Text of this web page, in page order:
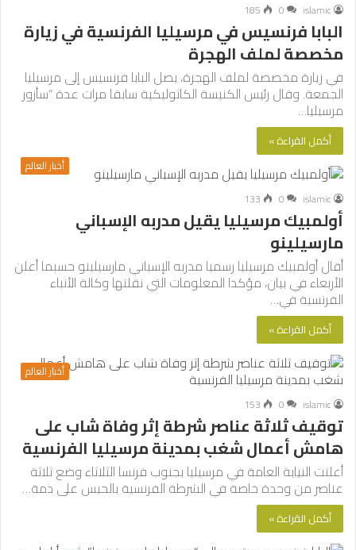
islamic
0
185
البابا فرنسيس في مرسيليا الفرنسية في زيارة
مخصصة لملف الهجرة
في زيارة مخصصة لملف الهجرة، يصل البابا فرنسيس إلى مرسيليا
الجمعة. وقال رئيس الكنيسة الكاثوليكية سابقا مرات عدة “سأزور
مرسيليا…
أكمل القراءة »
أخبار العالم
islamic
0
133
أولمبيك مرسيليا يقيل مدربه الإسباني
مارسيلينو
أقال أولمبيك مرسيليا رسميا مدربه الإسباني مارسيلينو حسبما أعلن
الأربعاء في بيان، مؤكدا المعلومات التي نقلتها وكالة الأنباء
الفرنسية في…
أكمل القراءة »
أخبار العالم
islamic
0
153
توقيف ثلاثة عناصر شرطة إثر وفاة شاب على
هامش أعمال شغب بمدينة مرسيليا الفرنسية
أعلنت النيابة العامة في مرسيليا بجنوب فرنسا الثلاثاء وضع ثلاثة
عناصر من وحدة خاصة في الشرطة الفرنسية بالحبس على ذمة…
أكمل القراءة »